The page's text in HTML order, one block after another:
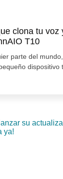
clona tu voz
T10
parte del
dispositivo